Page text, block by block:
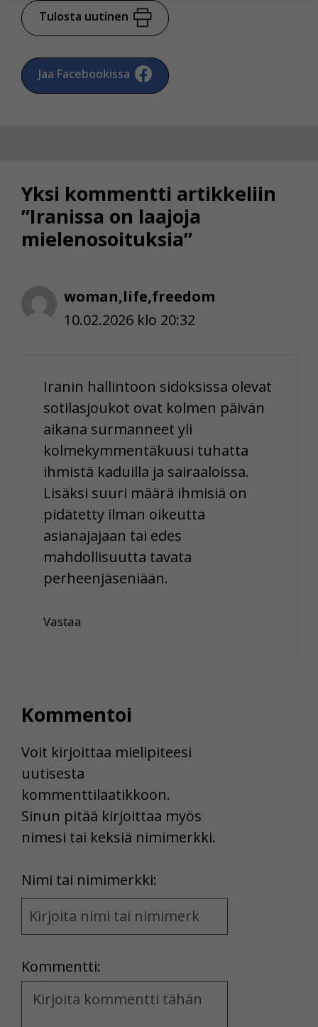
Tulosta uutinen
Jaa Facebookissa
Yksi kommentti artikkeliin
”Iranissa on laajoja
mielenosoituksia”
woman,life,freedom
10.02.2026 klo 20:32
Iranin hallintoon sidoksissa olevat
sotilasjoukot ovat kolmen päivän
aikana surmanneet yli
kolmekymmentäkuusi tuhatta
ihmistä kaduilla ja sairaaloissa.
Lisäksi suuri määrä ihmisiä on
pidätetty ilman oikeutta
asianajajaan tai edes
mahdollisuutta tavata
perheenjäseniään.
Vastaa
Kommentoi
Voit kirjoittaa mielipiteesi
uutisesta
kommenttilaatikkoon.
Sinun pitää kirjoittaa myös
nimesi tai keksiä nimimerkki.
Nimi tai nimimerkki:
Name
and
Kommentti:
Kommentti
Voit valita, hyväksytkö näiden evästeiden käytön.